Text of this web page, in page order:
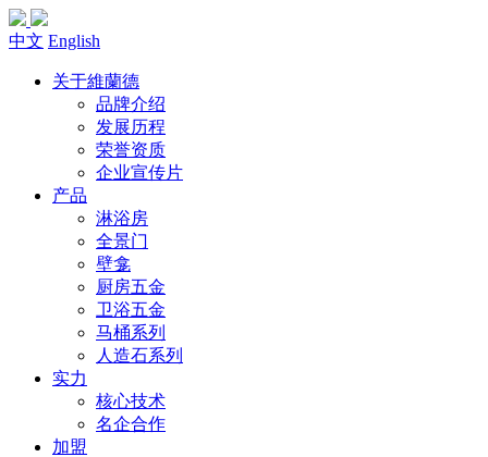
中文 English
关于維蘭德
品牌介绍
发展历程
荣誉资质
企业宣传片
产品
淋浴房
全景门
壁龛
厨房五金
卫浴五金
马桶系列
人造石系列
实力
核心技术
名企合作
加盟